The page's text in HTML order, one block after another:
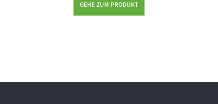
GEHE ZUM PRODUKT